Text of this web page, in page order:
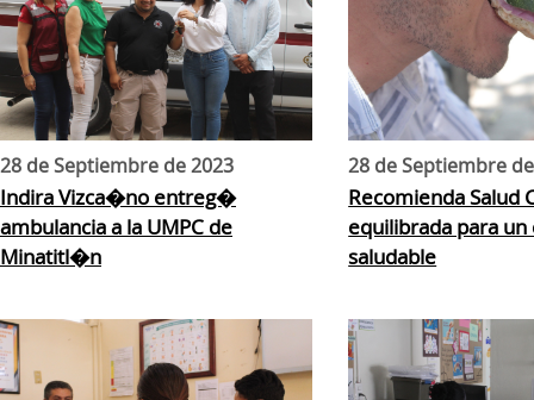
28 de Septiembre de 2023
Indira Vizca�no entreg�
ambulancia a la UMPC de
Minatitl�n
28 de Septiembre
Recomienda Salud
equilibrada para
saludable